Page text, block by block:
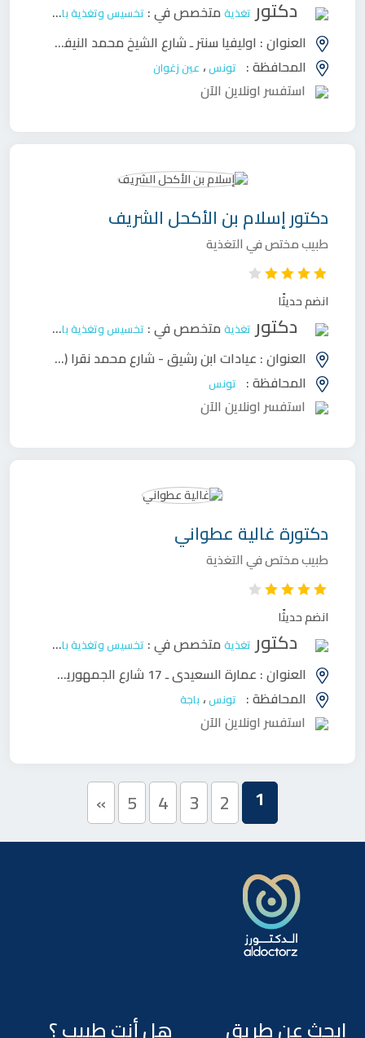
دكتور تغذيةمتخصص في : تخسيس وتغذية بالغين
العنوان : اوليفيا سنتر ـ شارع الشيخ محمد النيفر 2036 العوينة - تونس
المحافظة : تونس، عين زغوان
استفسر اونلاين الآن
دكتورإسلام بن الأكحل الشريف
طبيب مختص في التغذية
انضم حديثًا
دكتور تغذيةمتخصص في : تخسيس وتغذية بالغين
العنوان : عيادات ابن رشيق - شارع محمد نقرا (مقابل فسقية الأغالبة و خلف مونوبري)
المحافظة : تونس
استفسر اونلاين الآن
دكتورة غالية عطواني
طبيب مختص في التغذية
انضم حديثًا
دكتور تغذيةمتخصص في : تخسيس وتغذية بالغين
العنوان : عمارة السعيدي ـ 17 شارع الجمهورية (فوق بنك البركة) باجة
المحافظة : تونس، باجة
استفسر اونلاين الآن
1
2
3
4
5
»
ابحث عن طريق هل أنت طبيب ؟